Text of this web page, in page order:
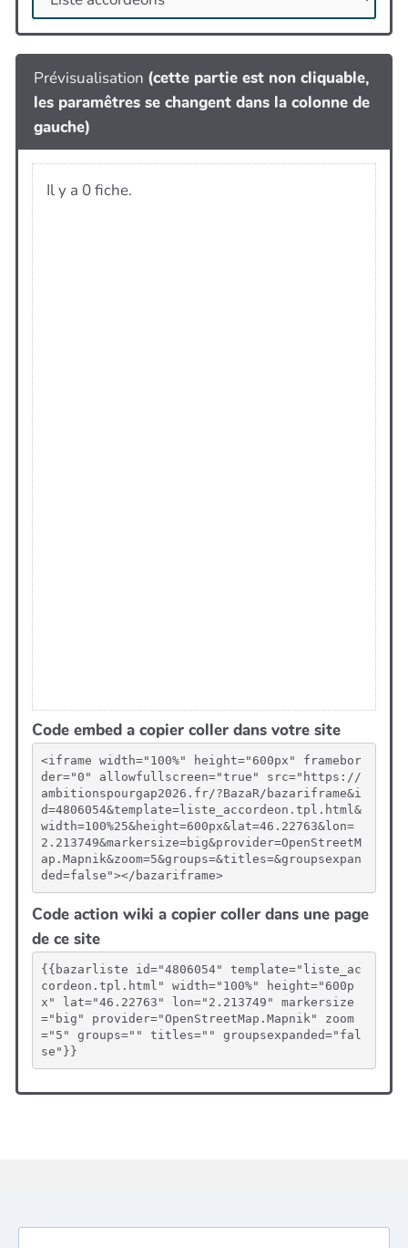
Prévisualisation (cette partie est non cliquable,
les paramêtres se changent dans la colonne de
gauche)
Code embed a copier coller dans votre site
<iframe width="100%" height="600px" framebor
der="0" allowfullscreen="true" src="https://
ambitionspourgap2026.fr/?BazaR/bazariframe&i
d=4806054&template=liste_accordeon.tpl.html&
width=100%25&height=600px&lat=46.22763&lon=
2.213749&markersize=big&provider=OpenStreetM
ap.Mapnik&zoom=5&groups=&titles=&groupsexpan
ded=false"></bazariframe>
Code action wiki a copier coller dans une page
de ce site
{{bazarliste id="4806054" template="liste_ac
cordeon.tpl.html" width="100%" height="600p
x" lat="46.22763" lon="2.213749" markersize
="big" provider="OpenStreetMap.Mapnik" zoom
="5" groups="" titles="" groupsexpanded="fal
se"}}